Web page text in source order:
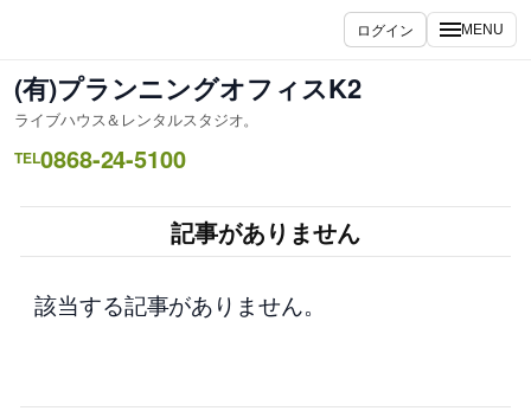
を
ス
キ
ッ
ログイン MENU
(有)プランニングオフィスK2
ライブハウス＆レンタルスタジオ。
TEL0868-24-5100
記事がありません
該当する記事がありません。